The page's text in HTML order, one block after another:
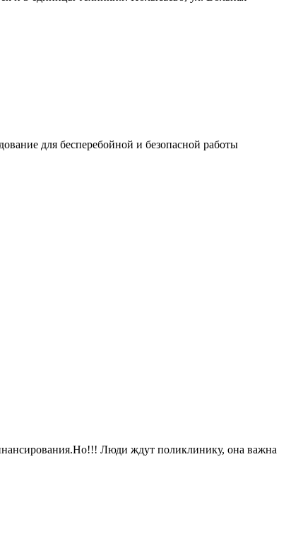
для бесперебойной и безопасной работы
Люди ждут поликлинику, она важна